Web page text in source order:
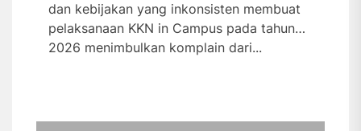
dan kebijakan yang inkonsisten membuat
pelaksanaan KKN in Campus pada tahun
2026 menimbulkan komplain dari...